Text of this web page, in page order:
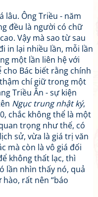
lâu. Ông Triều - năm
đều là người có chữ
Vậy mà sao từ sau
in lại nhiều lần, mỗi lần
một lần liên hệ với
Bác biết rằng chính
chí giữ trong một
Triều Ân - sự kiện
Ngục trung nhật ký,
chắc không thể là một
trọng như thế, có
sử, vừa là giá trị văn
mà còn là vô giá đối
không thất lạc, thì
lần nhìn thấy nó, quả
rất nên “báo